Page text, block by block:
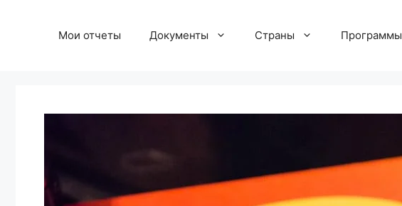
содержимому
Мои отчеты Документы Страны Программы